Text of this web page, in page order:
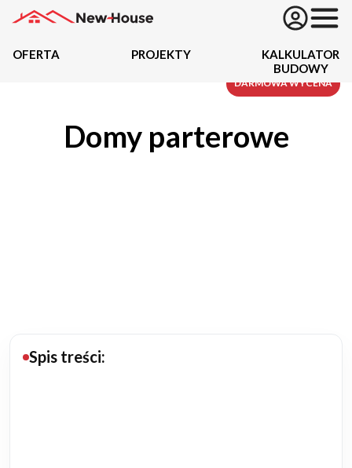
OFERTA PROJEKTY
KALKULATOR
BUDOWY
Domy parterowe
Spis treści:
DARMOWA WYCENA